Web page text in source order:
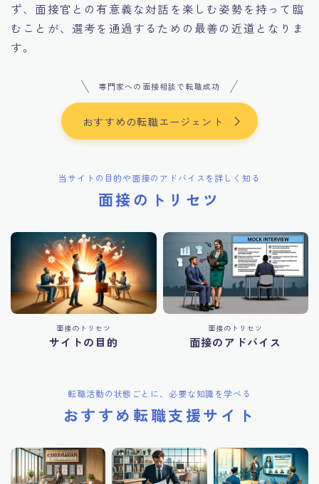
ず、面接官との有意義な対話を楽しむ姿勢を持って臨
むことが、選考を通過するための最善の近道となりま
す。
専門家への面接相談で転職成功
おすすめの転職エージェント
当サイトの目的や面接のアドバイスを詳しく知る
面接のトリセツ
面接のトリセツ
サイトの目的
面接のトリセツ
面接のアドバイス
転職活動の状態ごとに、必要な知識を学べる
おすすめ転職支援サイト